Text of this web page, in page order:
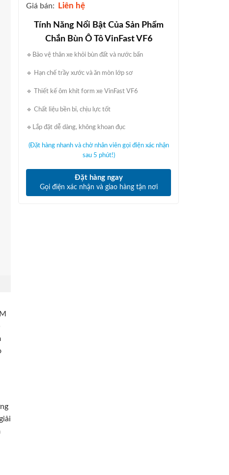
Giá bán:
Liên hệ
Tính Năng Nổi Bật Của Sản Phẩm
Chắn Bùn Ô Tô VinFast VF6
🔹Bảo vệ thân xe khỏi bùn đất và nước bẩn
🔹 Hạn chế trầy xước và ăn mòn lớp sơ
🔹 Thiết kế ôm khít form xe VinFast VF6
🔹 Chất liệu bền bỉ, chịu lực tốt
🔹Lắp đặt dễ dàng, không khoan đục
(Đặt hàng nhanh và chờ nhân viên gọi điện xác nhận
sau 5 phút!)
Đặt hàng ngay
Gọi điện xác nhận và giao hàng tận nơi